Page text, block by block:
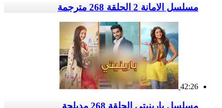
مسلسل الامانة 2 الحلقة 268 مترجمة
42:26
مسلسل بارينيتي الحلقة 268 مدبلجة